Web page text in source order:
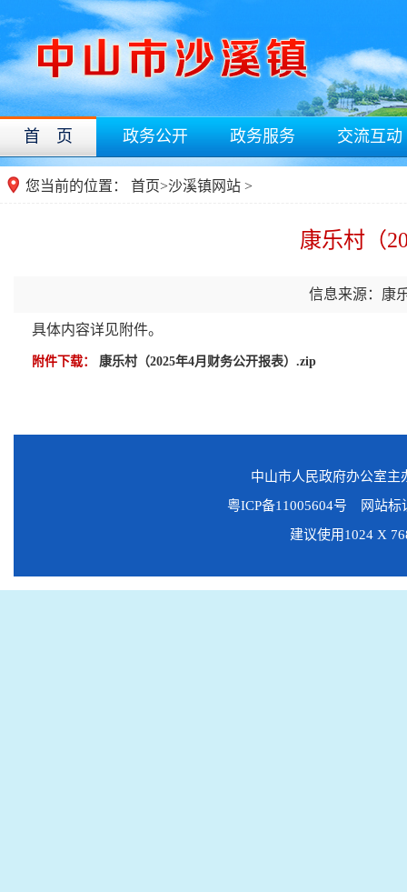
首 页 政务公开 政务服务 交流互动
您当前的位置： 首页>沙溪镇网站 >
康乐村（
信息来源：康
具体内容详见附件。
附件下载： 康乐村（2025年4月财务公开报表）.zip
中山市人民政府办公室
粤ICP备11005604号 网站标
建议使用1024 X